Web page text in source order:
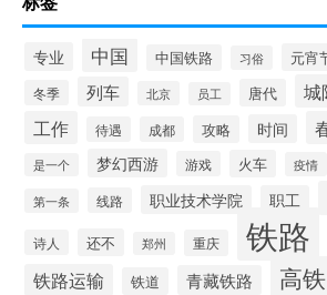
专业 中国 中国铁路 习俗 元宵
冬季 列车 北京 员工 唐代 城
工作 待遇 成都 攻略 时间
是一个 梦幻西游 游戏 火车 疫情
第一条 线路 职业技术学院 职工
诗人 还不 郑州 重庆 铁路
铁路运输 铁道 青藏铁路 高铁